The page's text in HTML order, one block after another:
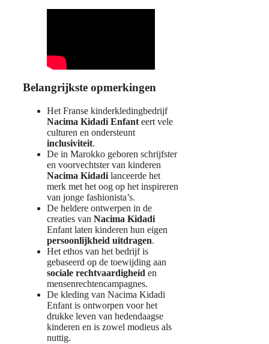
Belangrijkste opmerkingen
Het Franse kinderkledingbedrijf
Nacima Kidadi Enfant eert vele
culturen en ondersteunt
inclusiviteit.
De in Marokko geboren schrijfster
en voorvechtster van kinderen
Nacima Kidadi lanceerde het
merk met het oog op het inspireren
van jonge fashionista’s.
De heldere ontwerpen in de
creaties van Nacima Kidadi
Enfant laten kinderen hun eigen
persoonlijkheid uitdragen.
Het ethos van het bedrijf is
gebaseerd op de toewijding aan
sociale rechtvaardigheid en
mensenrechtencampagnes.
De kleding van Nacima Kidadi
Enfant is ontworpen voor het
drukke leven van hedendaagse
kinderen en is zowel modieus als
nuttig.